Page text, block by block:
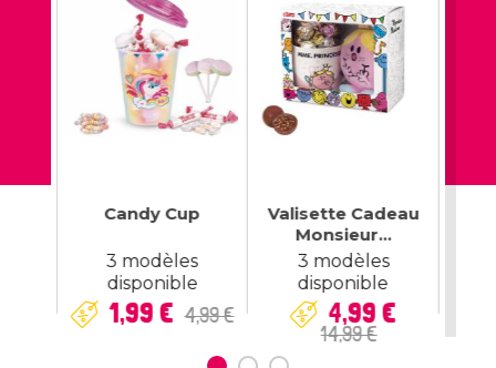
Candy Cup
3 modèles
disponible
Prix
de 4,99 €
Prix
1,99 €
Valisette Cadeau
Monsieur...
3 modèles
disponible
Prix
de
base
14,99 €
Prix
4,99 €